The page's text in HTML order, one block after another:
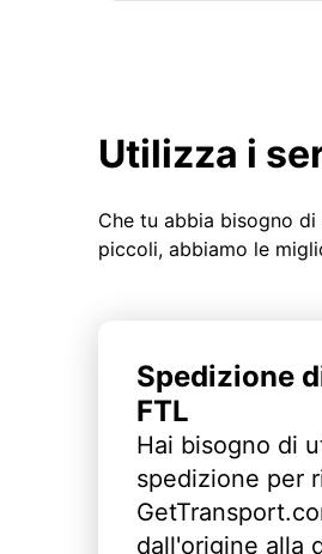
Utilizza i
Che tu abbia bisogno
piccoli, abbiamo le
Spedizione
FTL
Hai bisogno di
spedizione per
dall'origine alla